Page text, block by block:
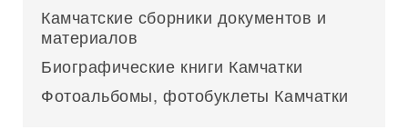
Камчатские сборники документов и
материалов
Биографические книги Камчатки
Фотоальбомы, фотобуклеты Камчатки